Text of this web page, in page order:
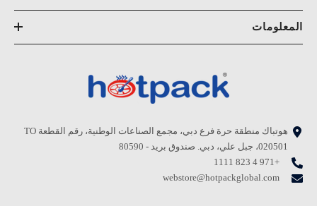
المعلومات
هوتباك منطقة حرة فرع دبي، مجمع الصناعات الوطنية، رقم القطعة TO
020501، جبل علي، دبي. صندوق بريد - 80590
+971 4 823 1111
webstore@hotpackglobal.com